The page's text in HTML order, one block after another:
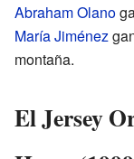
Abraham Olano
María Jiménez
montaña.
El Jersey